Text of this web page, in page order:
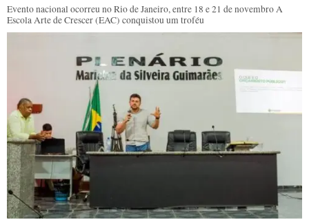
Evento nacional ocorreu no Rio de Janeiro, entre 18 e 21 de novembro A
Escola Arte de Crescer (EAC) conquistou um troféu